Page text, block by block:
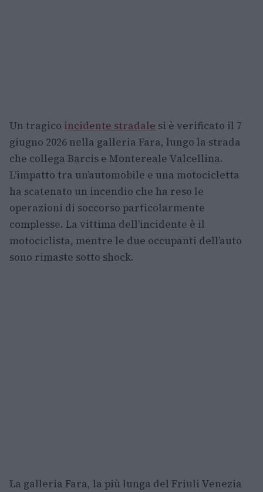
Un tragico incidente stradale si è verificato il 7
giugno 2026 nella galleria Fara, lungo la strada
che collega Barcis e Montereale Valcellina.
L’impatto tra un’automobile e una motocicletta
ha scatenato un incendio che ha reso le
operazioni di soccorso particolarmente
complesse. La vittima dell’incidente è il
motociclista, mentre le due occupanti dell’auto
sono rimaste sotto shock.
La galleria Fara, la più lunga del Friuli Venezia